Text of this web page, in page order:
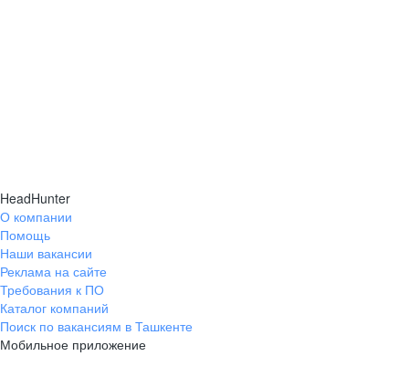
HeadHunter
О компании
Помощь
Наши вакансии
Реклама на сайте
Требования к ПО
Каталог компаний
Поиск по вакансиям в Ташкенте
Мобильное приложение